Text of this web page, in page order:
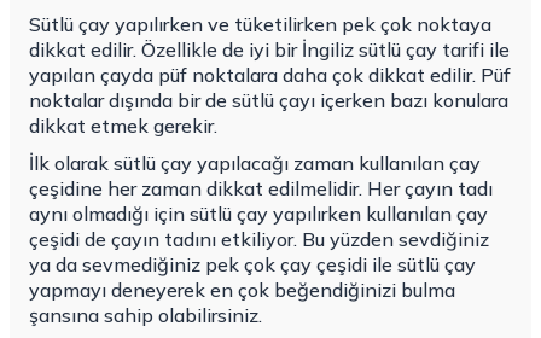
Sütlü çay yapılırken ve tüketilirken pek çok noktaya
dikkat edilir. Özellikle de iyi bir İngiliz sütlü çay tarifi ile
yapılan çayda püf noktalara daha çok dikkat edilir. Püf
noktalar dışında bir de sütlü çayı içerken bazı konulara
dikkat etmek gerekir.
İlk olarak sütlü çay yapılacağı zaman kullanılan çay
çeşidine her zaman dikkat edilmelidir. Her çayın tadı
aynı olmadığı için sütlü çay yapılırken kullanılan çay
çeşidi de çayın tadını etkiliyor. Bu yüzden sevdiğiniz
ya da sevmediğiniz pek çok çay çeşidi ile sütlü çay
yapmayı deneyerek en çok beğendiğinizi bulma
şansına sahip olabilirsiniz.